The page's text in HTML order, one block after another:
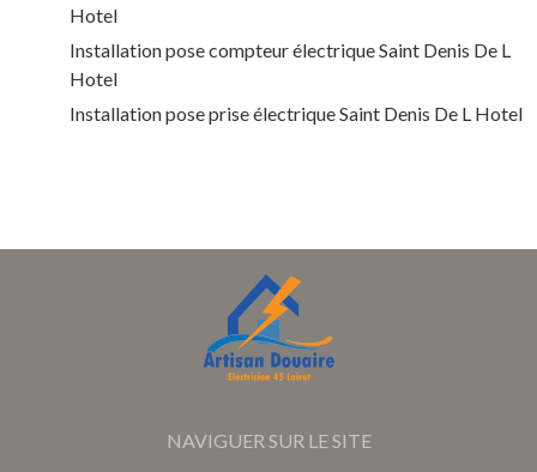
Hotel
Installation pose compteur électrique Saint Denis De L
Hotel
Installation pose prise électrique Saint Denis De L Hotel
NAVIGUER SUR LE SITE